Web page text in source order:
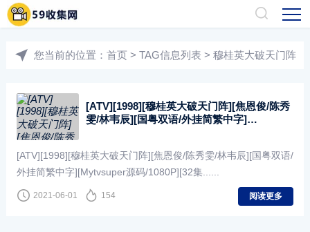
您当前的位置： 首页 > TAG信息列表 > 穆桂英大破天门阵
[ATV][1998][穆桂英大破天门阵][焦恩俊/陈秀
雯/林韦辰][国粤双语/外挂简繁中字]
[ATV][1998][穆桂英大破天门阵][焦恩俊/陈秀雯/林韦辰][国粤双语/
外挂简繁中字][Mytvsuper源码/1080P][32集......
2021-06-01 154 阅读更多